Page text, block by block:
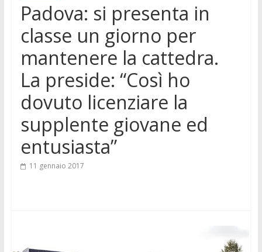
Padova: si presenta in
classe un giorno per
mantenere la cattedra.
La preside: “Così ho
dovuto licenziare la
supplente giovane ed
entusiasta”
11 gennaio 2017